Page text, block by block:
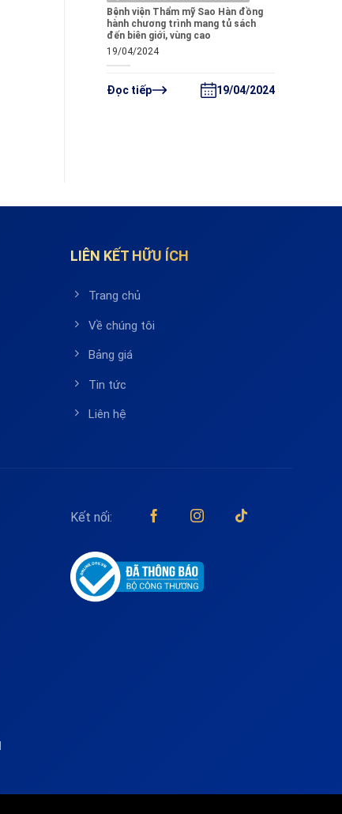
Bệnh viện Thẩm mỹ Sao Hàn đồng
hành chương trình mang tủ sách
đến biên giới, vùng cao
19/04/2024
Đọc tiếp 19/04/2024
LIÊN KẾT HỮU ÍCH
Trang chủ
Về chúng tôi
Bảng giá
Tin tức
Liên hệ
Kết nối: